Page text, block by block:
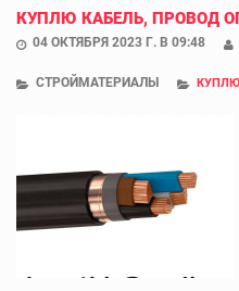
КУПЛЮ КАБЕЛЬ, ПРОВОД
04 ОКТЯБРЯ 2023 Г. В 09:48
СТРОЙМАТЕРИАЛЫ КУПЛЮ